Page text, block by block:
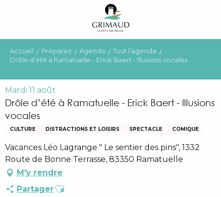
principal
Accueil Préparez Agenda
Tout l’agenda
Drôle d’été à Ramatuelle - Erick Baert - Illusions vocales
Mardi 11 août
Drôle d’été à Ramatuelle - Erick Baert - Illusions
vocales
CULTURE DISTRACTIONS ET LOISIRS SPECTACLE COMIQUE
Vacances Léo Lagrange " Le sentier des pins", 1332
Route de Bonne Terrasse, 83350 Ramatuelle
M'y rendre
PartagerAjouter aux favoris